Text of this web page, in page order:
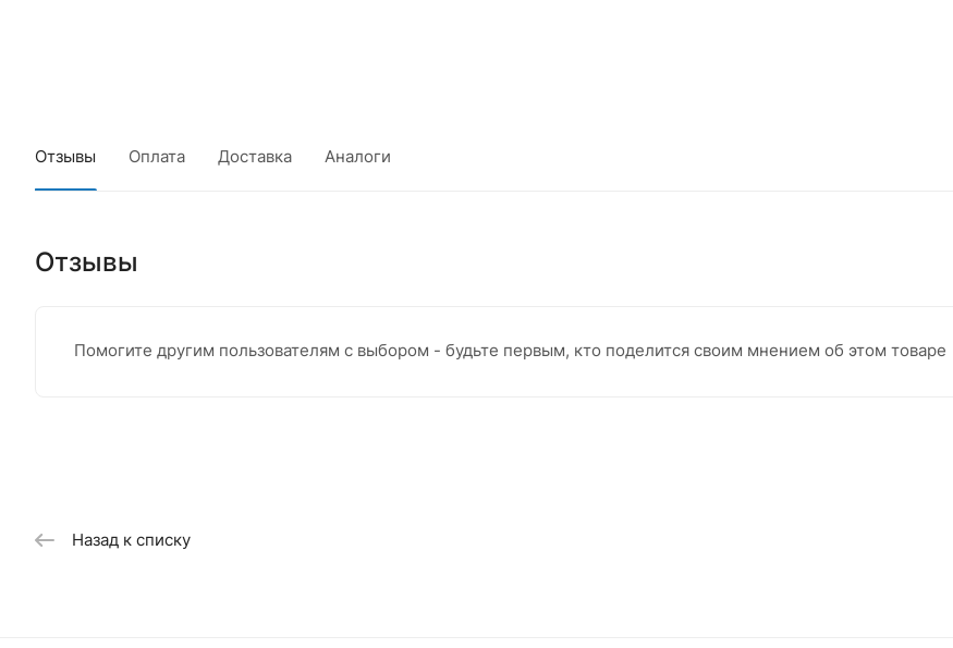
Отзывы Оплата Доставка Аналоги
Отзывы
Помогите другим пользователям с выбором - будьте первым, кто поделится своим мнением об этом товаре
Назад к списку